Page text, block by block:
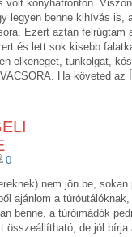
volt konyhafronton.
legyen benne kihívás is,
Ezért aztán felrúgtam
és lett sok kisebb
elkeneget, tunkolgat,
Ha követed
0
nem jön be, sokan
ajánlom a
benne, a túróimádók
összeállítható, de jól bírja